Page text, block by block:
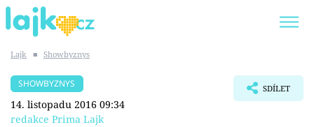
SHOPAHOLICADEL
Lajk ■ Showbyznys
SHOWBYZNYS
14. listopadu 2016 09:34
redakce Prima Lajk
SDÍLET